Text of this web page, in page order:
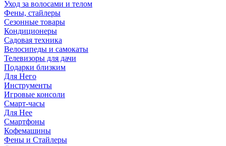
Уход за волосами и телом
Фены, стайлеры
Сезонные товары
Кондиционеры
Садовая техника
Велосипеды и самокаты
Телевизоры для дачи
Подарки близким
Для Него
Инструменты
Игровые консоли
Смарт-часы
Для Нее
Смартфоны
Кофемашины
Фены и Стайлеры